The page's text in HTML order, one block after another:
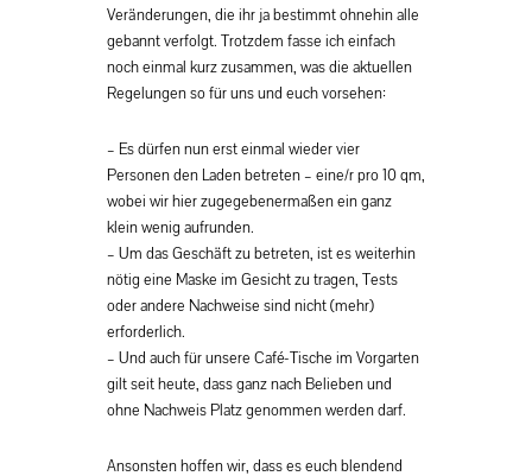
Veränderungen, die ihr ja bestimmt ohnehin alle
gebannt verfolgt. Trotzdem fasse ich einfach
noch einmal kurz zusammen, was die aktuellen
Regelungen so für uns und euch vorsehen:
– Es dürfen nun erst einmal wieder vier
Personen den Laden betreten – eine/r pro 10 qm,
wobei wir hier zugegebenermaßen ein ganz
klein wenig aufrunden.
– Um das Geschäft zu betreten, ist es weiterhin
nötig eine Maske im Gesicht zu tragen, Tests
oder andere Nachweise sind nicht (mehr)
erforderlich.
– Und auch für unsere Café-Tische im Vorgarten
gilt seit heute, dass ganz nach Belieben und
ohne Nachweis Platz genommen werden darf.
Ansonsten hoffen wir, dass es euch blendend